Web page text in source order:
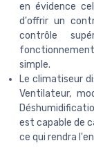
en évidence
d'offrir un
contrôle
simple.
Le climatiseur
Ventilateur,
est capable de
ce qui rendra